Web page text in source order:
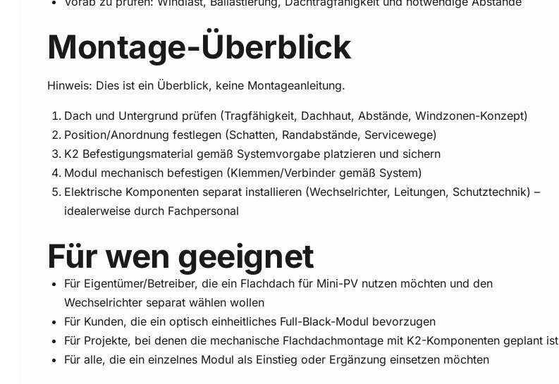
Montage-Überblick
Hinweis: Dies ist ein Überblick, keine Montageanleitung.
Dach und Untergrund prüfen (Tragfähigkeit, Dachhaut, Abstände, Windzonen-Konzept)
Position/Anordnung festlegen (Schatten, Randabstände, Servicewege)
K2 Befestigungsmaterial gemäß Systemvorgabe platzieren und sichern
Modul mechanisch befestigen (Klemmen/Verbinder gemäß System)
Elektrische Komponenten separat installieren (Wechselrichter, Leitungen, Schutztechnik) –
idealerweise durch Fachpersonal
Für wen geeignet
Für Eigentümer/Betreiber, die ein Flachdach für Mini-PV nutzen möchten und den
Wechselrichter separat wählen wollen
Für Kunden, die ein optisch einheitliches Full-Black-Modul bevorzugen
Für Projekte, bei denen die mechanische Flachdachmontage mit K2-Komponenten geplant ist
Für alle, die ein einzelnes Modul als Einstieg oder Ergänzung einsetzen möchten